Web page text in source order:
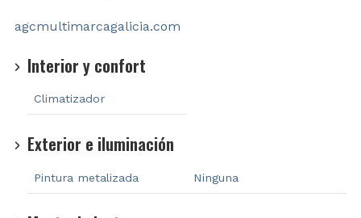
agcmultimarcagalicia.com
Interior y confort
Climatizador
Exterior e iluminación
Pintura metalizada Ninguna